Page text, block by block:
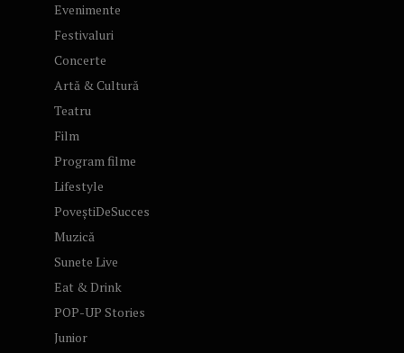
Evenimente
Festivaluri
Concerte
Artă & Cultură
Teatru
Film
Program filme
Lifestyle
PoveștiDeSucces
Muzică
Sunete Live
Eat & Drink
POP-UP Stories
Junior